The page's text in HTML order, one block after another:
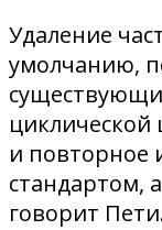
Удаление
умолчанию,
циклической
и повторное
стандартом,
говорит